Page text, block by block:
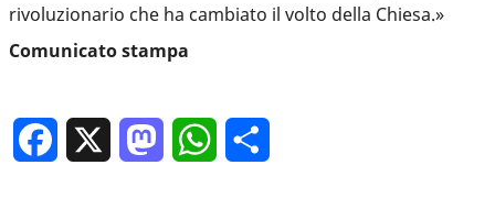
rivoluzionario che ha cambiato il volto della Chiesa.»
Comunicato stampa
Facebook MastodonWhatsApp